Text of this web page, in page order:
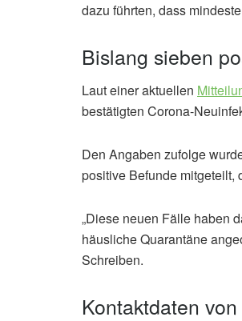
dazu führten, dass
Bislang sieben
Laut einer aktuellen
bestätigten Corona-
Den Angaben zufolge
positive Befunde mitgeteilt,
„Diese neuen Fälle haben
häusliche Quarantäne
Schreiben.
Kontaktdaten